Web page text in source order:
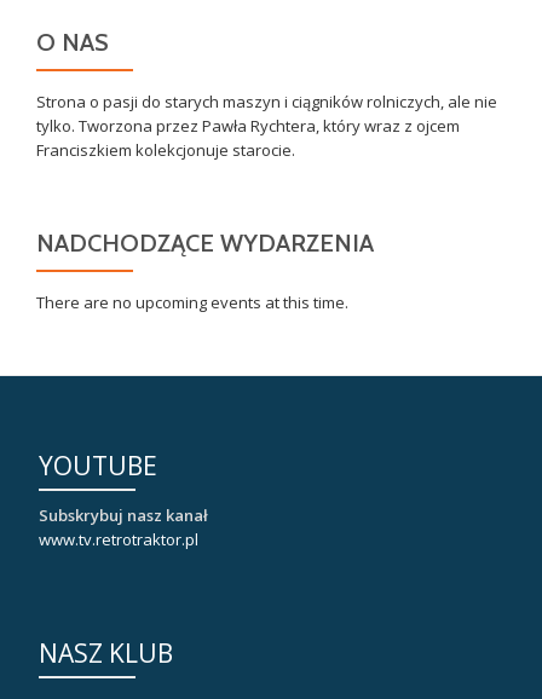
O NAS
Strona o pasji do starych maszyn i ciągników rolniczych, ale nie
tylko. Tworzona przez Pawła Rychtera, który wraz z ojcem
Franciszkiem kolekcjonuje starocie.
NADCHODZĄCE WYDARZENIA
There are no upcoming events at this time.
YOUTUBE
Subskrybuj nasz kanał
www.tv.retrotraktor.pl
NASZ KLUB